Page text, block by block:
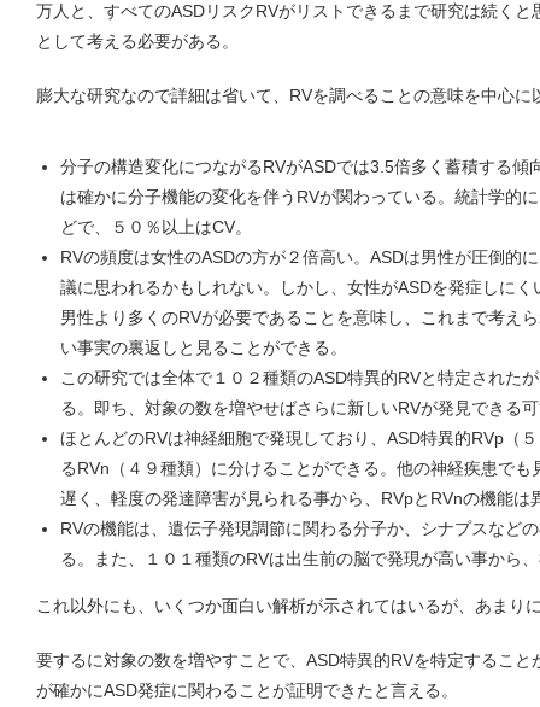
万人と、すべてのASDリスクRVがリストできるまで研究は続く
として考える必要がある。
膨大な研究なので詳細は省いて、RVを調べることの意味を中心に
分子の構造変化につながるRVがASDでは3.5倍多く蓄積する傾
は確かに分子機能の変化を伴うRVが関わっている。統計学的
どで、５０％以上はCV。
RVの頻度は女性のASDの方が２倍高い。ASDは男性が圧倒的
議に思われるかもしれない。しかし、女性がASDを発症しに
男性より多くのRVが必要であることを意味し、これまで考え
い事実の裏返しと見ることができる。
この研究では全体で１０２種類のASD特異的RVと特定された
る。即ち、対象の数を増やせばさらに新しいRVが発見できる
ほとんどのRVは神経細胞で発現しており、ASD特異的RVp（
るRVn（４９種類）に分けることができる。他の神経疾患で
遅く、軽度の発達障害が見られる事から、RVpとRVnの機能は
RVの機能は、遺伝子発現調節に関わる分子か、シナプスなど
る。また、１０１種類のRVは出生前の脳で発現が高い事から
これ以外にも、いくつか面白い解析が示されてはいるが、あまり
要するに対象の数を増やすことで、ASD特異的RVを特定するこ
が確かにASD発症に関わることが証明できたと言える。